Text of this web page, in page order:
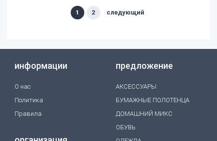
1 2 следующий
предложение
АКСЕССУАРЫ
БУМАЖНЫЕ ПОЛОТЕНЦА
ДОМАШНИЙ МИКС
ОБУВЬ
информации
O нас
Политика
Правила